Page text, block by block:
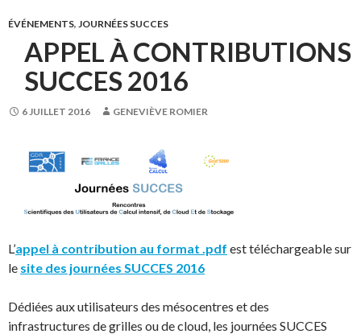
ÉVÉNEMENTS, JOURNÉES SUCCES
APPEL À CONTRIBUTIONS
SUCCES 2016
6 JUILLET 2016 GENEVIÈVE ROMIER
L’appel à contribution au format .pdf est téléchargeable sur
le site des journées SUCCES 2016
Dédiées aux utilisateurs des mésocentres et des
infrastructures de grilles ou de cloud, les journées SUCCES